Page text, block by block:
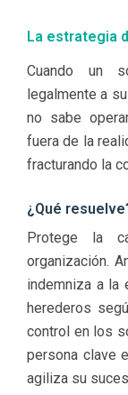
La estrategia
Cuando un
legalmente a
no sabe
fuera de la
fracturando la
¿Qué
Protege la
organización.
indemniza a la
herederos
control en los
persona clave
agiliza su